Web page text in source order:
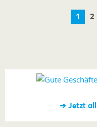
1 2
➔ Jetzt